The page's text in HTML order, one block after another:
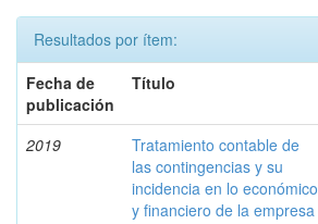
Resultados por ítem:
Fecha de
publicación
Título
2019
Tratamiento contable de
las contingencias y su
incidencia en lo económico
y financiero de la empresa